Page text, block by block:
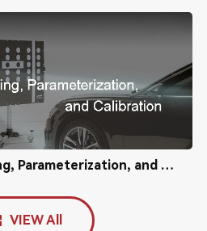
2013 Audi Q5 Coding, Parameterization, and Calibration
VIEW All